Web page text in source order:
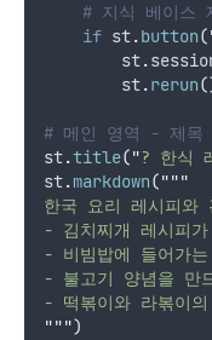
# 지식 베이스
if st.button(
        st
.
        st
.rerun
# 메인 영역 - 제목
st.title("? 한식
st.markdown("""
한국 요리 레시피와
- 김치찌개 레시피
- 비빔밥에 들어가
- 불고기 양념을 만
- 떡볶이와 라볶이
""")